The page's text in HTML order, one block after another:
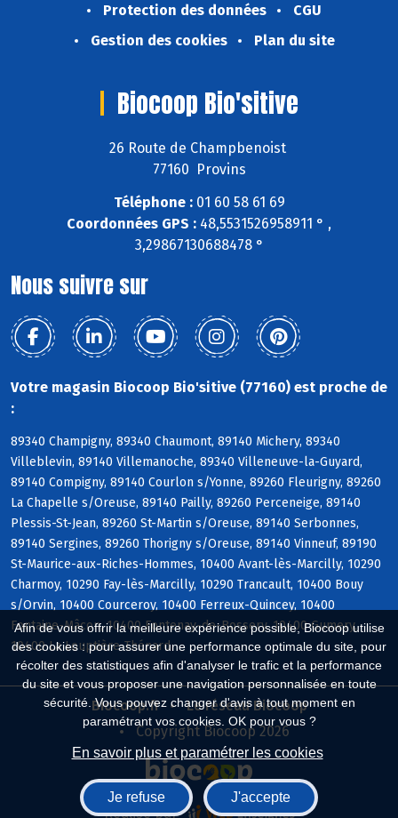
Afin de vous offrir la meilleure expérience possible, Biocoop utilise
des cookies : pour assurer une performance optimale du site, pour
récolter des statistiques afin d'analyser le trafic et la performance
du site et vous proposer une navigation personnalisée en toute
sécurité. Vous pouvez changer d'avis à tout moment en
paramétrant vos cookies. OK pour vous ?
En savoir plus et paramétrer les cookies
Je refuse J'accepte
Protection des données
CGU
Gestion des cookies
Plan du site
Biocoop Bio'sitive
26 Route de Champbenoist
77160 Provins
Téléphone :01 60 58 61 69
Coordonnées GPS : 48,5531526958911 ° ,
3,29867130688478 °
Nous suivre sur
Votre magasin Biocoop Bio'sitive (77160) est proche de
:
89340 Champigny, 89340 Chaumont, 89140 Michery, 89340
Villeblevin, 89140 Villemanoche, 89340 Villeneuve-la-Guyard,
89140 Compigny, 89140 Courlon s/Yonne, 89260 Fleurigny, 89260
La Chapelle s/Oreuse, 89140 Pailly, 89260 Perceneige, 89140
Plessis-St-Jean, 89260 St-Martin s/Oreuse, 89140 Serbonnes,
89140 Sergines, 89260 Thorigny s/Oreuse, 89140 Vinneuf, 89190
St-Maurice-aux-Riches-Hommes, 10400 Avant-lès-Marcilly, 10290
Charmoy, 10290 Fay-lès-Marcilly, 10290 Trancault, 10400 Bouy
s/Orvin, 10400 Courceroy, 10400 Ferreux-Quincey, 10400
Fontaine-Mâcon, 10400 Fontenay-de-Bossery, 10400 Gumery,
10400 La Louptière-Thénard
Biocoop.fr
Le réseau Biocoop
Copyright Biocoop 2026
Réalisé par